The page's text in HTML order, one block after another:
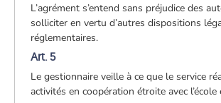
L’agrément s’entend sans préjudice des
solliciter en vertu d’autres dispositions
réglementaires.
Art. 5
Le gestionnaire veille à ce que le service
activités en coopération étroite avec